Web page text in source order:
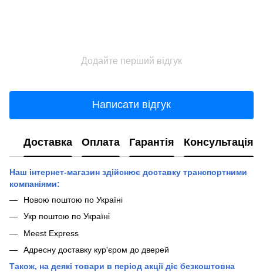
Додайте перший відгук
Написати відгук
Доставка Оплата Гарантія Консультація
Наш інтернет-магазин здійснює доставку транспортними
компаніями:
Новою поштою по Україні
Укр поштою по Україні
Meest Express
Адресну доставку кур'єром до дверей
Також, на деякі товари в період акції діє безкоштовна